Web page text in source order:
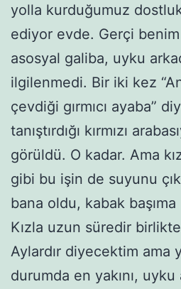
yolla kurduğumuz
ediyor evde. Gerçi
asosyal galiba, uyku
ilgilenmedi. Bir iki kez
çevdiği gırmıcı ayaba”
tanıştırdığı kırmızı
görüldü. O kadar. Ama
gibi bu işin de suyunu
bana oldu, kabak başıma
Kızla uzun süredir
Aylardır diyecektim ama
durumda en yakını, uyku